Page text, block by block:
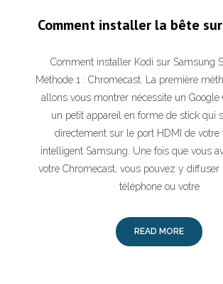
Comment installer la bête
Comment installer Kodi sur Samsung
Méthode 1 : Chromecast. La première
allons vous montrer nécessite un Google
un petit appareil en forme de stick qui
directement sur le port HDMI de votre
intelligent Samsung. Une fois que vous
votre Chromecast, vous pouvez y diffuser
téléphone ou votre
READ MORE